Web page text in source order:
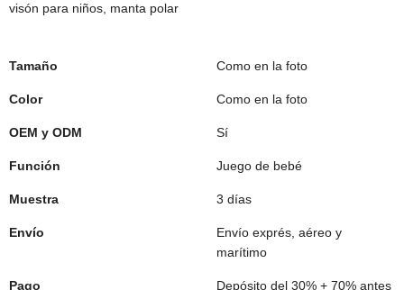
visón para niños, manta polar
Tamaño Como en la foto
Color Como en la foto
OEM y ODM Sí
Función Juego de bebé
Muestra 3 días
Envío
Envío exprés, aéreo y
marítimo
Pago
Depósito del 30% + 70% antes